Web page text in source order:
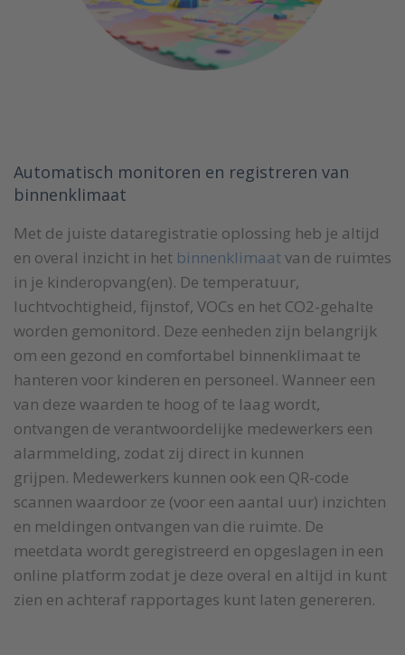
Automatisch monitoren en registreren van
binnenklimaat
Met de juiste dataregistratie oplossing heb je altijd
en overal inzicht in het binnenklimaatvan de ruimtes
in je kinderopvang(en). De temperatuur,
luchtvochtigheid, fijnstof, VOCs en het CO2-gehalte
worden gemonitord. Deze eenheden zijn belangrijk
om een gezond en comfortabel binnenklimaat te
hanteren voor kinderen en personeel. Wanneer een
van deze waarden te hoog of te laag wordt,
ontvangen de verantwoordelijke medewerkers een
alarmmelding, zodat zij direct in kunnen
grijpen. Medewerkers kunnen ook een QR-code
scannen waardoor ze (voor een aantal uur) inzichten
en meldingen ontvangen van die ruimte. De
meetdata wordt geregistreerd en opgeslagen in een
online platform zodat je deze overal en altijd in kunt
zien en achteraf rapportages kunt laten genereren.